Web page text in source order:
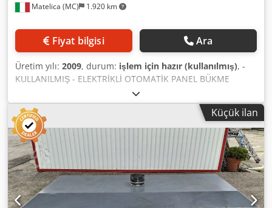
Matelica (MC) 1.920 km
Fiyat bilgisi Ara
Üretim yılı: 2009, durum: işlem için hazır (kullanılmış), -
KULLANILMIŞ - ELEKTRİKLİ OTOMATİK PANEL BÜKME
MAKİNASI BÜKME UZUNLUĞU: 2150 mm MAKSİMUM
BÜKME YÜKSEKLİĞİ: 200 mm BÜKÜMLER ARASI MİNİMUM
UZUNLUK/GENİŞLİK: 160-350 mm TONAJ: 32 ton KONTROL
ÜNİTESİ: SIEMENS 840D AĞIRLIK: 30.000 kg TOPLAM
BOYUTLAR: 8500 x 7000 x 2850 mm AKSESUARLAR:
OTOMATİK TAKIM DEĞİŞTİRME ; MANIPÜLATÖR ; TERS
BÜKME DÖNGÜSÜ ; SAC HIZALAMA SİSTEMİ NOT: 2
ASP/700 CNC YARDIMCI EKSEN YOK; EK ÜST TAKIM;
YÜKLEME / BOŞALTMA SİSTEMİ Csdpfx Asy T Szyelfjrf
Küçük ilan